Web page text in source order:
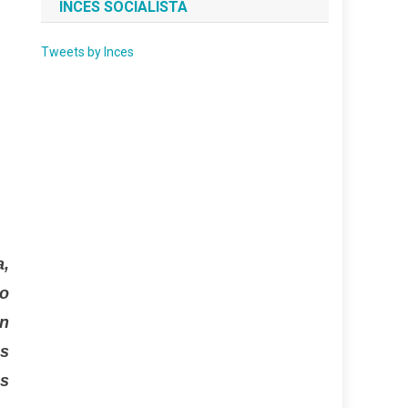
INCES SOCIALISTA
Tweets by Inces